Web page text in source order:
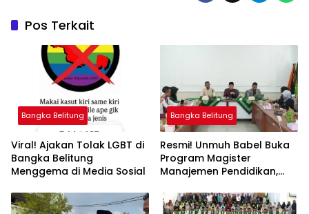
Pos Terkait
Bangka Belitung
Viral! Ajakan Tolak LGBT di
Bangka Belitung
Menggema di Media Sosial
Bangka Belitung
Resmi! Unmuh Babel Buka
Program Magister
Manajemen Pendidikan,
Bangka Belitung